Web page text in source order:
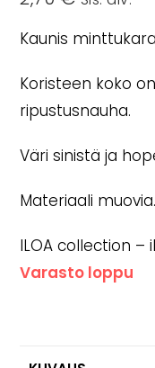
Kaunis
Koristeen koko
ripustusnauha.
Väri sinistä ja
Materiaali muovia.
ILOA collection –
Varasto loppu